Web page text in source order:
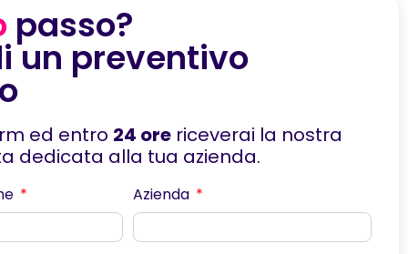
passo?
un preventivo
ed entro 24 orericeverai la nostra
dedicata alla tua azienda.
Azienda